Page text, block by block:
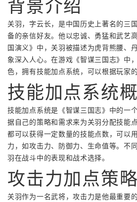
背景介绍
关羽，字云长，是中国历史上著名的三
备的亲信好友。他以忠诚、勇猛和武艺
国演义》中，关羽被描述为虎背熊腰、
象深入人心。在游戏《智谋三国志》中
色，拥有技能加点系统，可以根据玩家
技能加点系统
技能加点系统是《智谋三国志》中的一
据自己的策略和需求来为关羽分配技能
都可以获得一定数量的技能点数，可以
力，如攻击力、防御力、生命值等。不
羽在战斗中的表现和战术选择。
攻击力加点策略
关羽作为一名武将，攻击力是他最重要